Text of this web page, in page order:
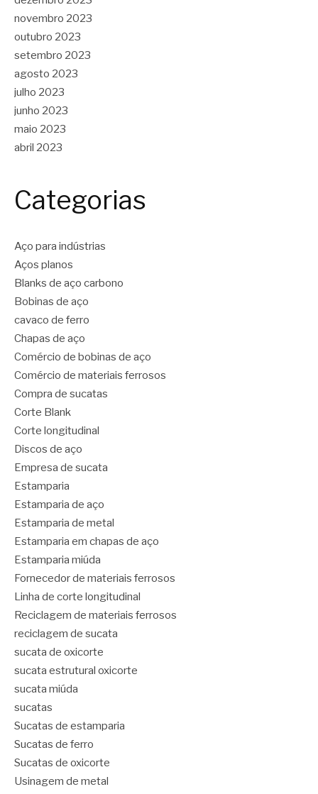
novembro 2023
outubro 2023
setembro 2023
agosto 2023
julho 2023
junho 2023
maio 2023
abril 2023
Categorias
Aço para indústrias
Aços planos
Blanks de aço carbono
Bobinas de aço
cavaco de ferro
Chapas de aço
Comércio de bobinas de aço
Comércio de materiais ferrosos
Compra de sucatas
Corte Blank
Corte longitudinal
Discos de aço
Empresa de sucata
Estamparia
Estamparia de aço
Estamparia de metal
Estamparia em chapas de aço
Estamparia miúda
Fornecedor de materiais ferrosos
Linha de corte longitudinal
Reciclagem de materiais ferrosos
reciclagem de sucata
sucata de oxicorte
sucata estrutural oxicorte
sucata miúda
sucatas
Sucatas de estamparia
Sucatas de ferro
Sucatas de oxicorte
Usinagem de metal